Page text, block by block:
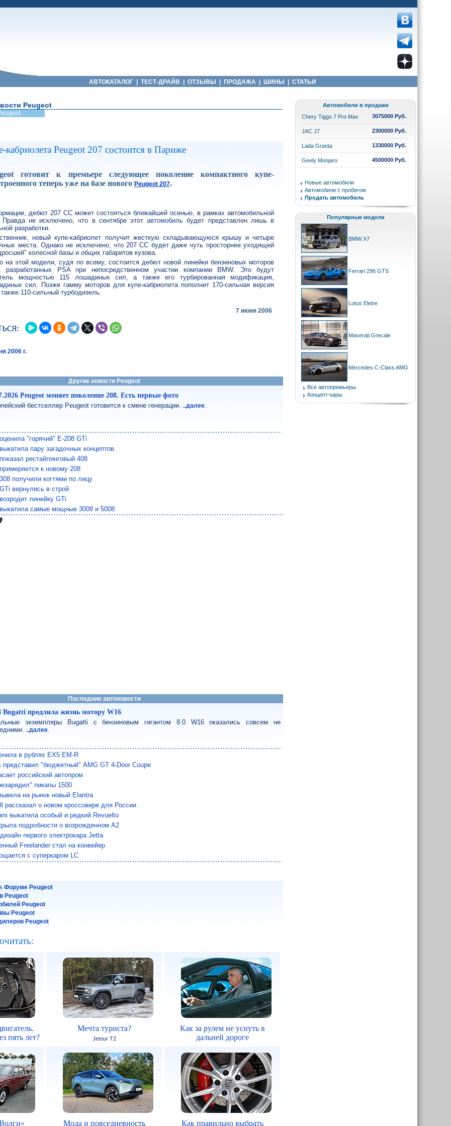
АВТОКАТАЛОГ ТЕСТ-ДРАЙВ ОТЗЫВЫ ПРОДАЖА ШИНЫ СТАТЬИ
Peugeot
кабриолета Peugeot 207 состоится в Париже
готовит к премьере следующее поколение компактного купе-
теперь уже на базе новогоPeugeot 207.
дебют 207 СС может состояться ближайшей осенью, в рамках автомобильной
не исключено, что в сентябре этотавтомобиль будет представлен лишь в
разработки.
новый купе-кабриолет получит жесткую складывающуюся крышу и четыре
места. Однако не исключено, что 207 CC будет даже чуть просторнее уходящей
колесной базы и общих габаритов кузова.
на этой модели, судя по всему, состоится дебют новой линейки бензиновых моторов
PSA при непосредственном участии компании BMW. Это будут
мощностью 115 лошадиных сил, а также его турбированная модификация,
сил. Позже гамму моторов для купе-кабриолета пополнит 170-сильная версия
110-сильный турбодизель.
7 июня 2006
2006 г.
Другие новости Peugeot
Peugeot меняет поколение 208. Есть первые фото
бестселлер Peugeot готовится к смене генерации...далее
"горячий" E-208 GTi
пару загадочных концептов
рестайлинговый 408
к новому 208
получили когтями по лицу
вернулись в строй
линейку GTi
самые мощные 3008 и 5008
Последние автоновости
Bugatti продлила жизнь мотору W16
экземпляры Bugatti с бензиновым гигантом 8.0 W16 оказались совсем не
..далее
в рублях EX5 EM-R
представил "бюджетный" AMG GT 4-Door Coupe
российский автопром
пикапы 1500
на рынок новый Elantra
рассказал о новом кроссовере для России
выкатила особый и редкий Revuelto
подробности о возрожденном A2
первого электрокара Jetta
Freelander стал на конвейер
с суперкаром LC
Форуме Peugeot
Peugeot
Peugeot
Peugeot
Peugeot
пять лет?
Мечта туриста?
Jetour T2
Как за рулем не уснуть в
дальней дороге
Мода и повседневность Как правильно выбрать
Автомобили в продаже
Chery Tiggo 7 Pro Max
3075000 Руб.
JAC J7 2300000 Руб.
Lada Granta 1330000 Руб.
Geely Monjaro 4500000 Руб.
Новые автомобили
Автомобили с пробегом
Продать автомобиль
Популярные модели
BMW X7
Ferrari 296 GTS
Lotus Eletre
Maserati Grecale
Mercedes C-Class AMG
Все автопремьеры
Концепт-кары